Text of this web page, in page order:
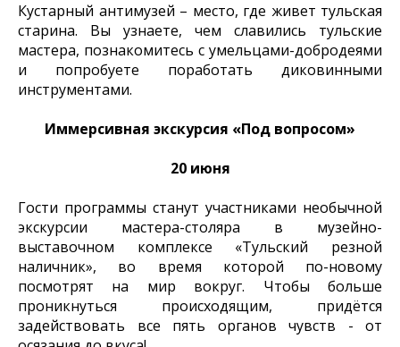
Кустарный антимузей – место, где живет тульская
старина. Вы узнаете, чем славились тульские
мастера, познакомитесь с умельцами-добродеями
и попробуете поработать диковинными
инструментами.
Иммерсивная экскурсия «Под вопросом»
20 июня
Гости программы станут участниками необычной
экскурсии мастера-столяра в музейно-
выставочном комплексе «Тульский резной
наличник», во время которой по-новому
посмотрят на мир вокруг. Чтобы больше
проникнуться происходящим, придётся
задействовать все пять органов чувств - от